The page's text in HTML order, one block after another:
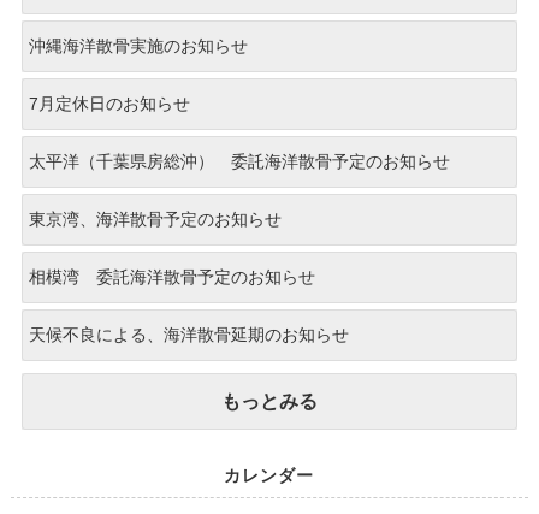
沖縄海洋散骨実施のお知らせ
7月定休日のお知らせ
太平洋（千葉県房総沖） 委託海洋散骨予定のお知らせ
東京湾、海洋散骨予定のお知らせ
相模湾 委託海洋散骨予定のお知らせ
天候不良による、海洋散骨延期のお知らせ
もっとみる
カレンダー